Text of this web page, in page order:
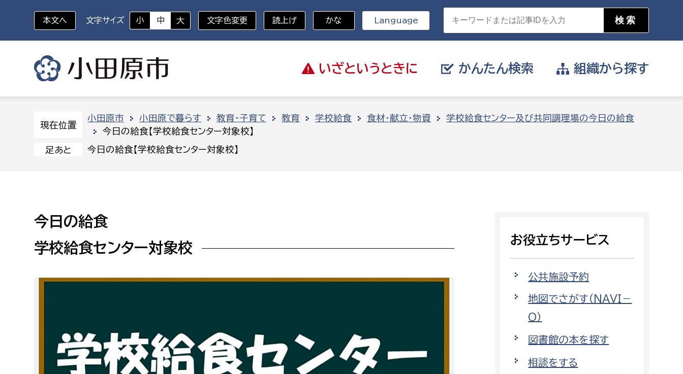
いざと いうときに
いざというときに
休日救急外来 防災・ハザードマップ
かんたん検索
対象者を選択
新生児・乳幼児
障がい者
分野を選択
都市基盤
目的を選択
相談をしたい
働きたい
小田原のことを知りたい
組織から探す
組織から探す
地域安全課
人権・男女共同参画課
生涯学習課
文化財課
環境部
環境政策課
ゼロカーボン推進課
環境保護課
本文へ 文字サイズ 小 中 大 文字色変更 読上げ かな Language
現在位置
小田原市 小田原で暮らす 教育・子育て 教育 学校給食 食材・献立・物資
学校給食センター及び共同調理場の今日の給食
今日の給食【学校給食センター対象校】
足あと 今日の給食【学校給食センター対象校】
今日の給食
学校給食センター対象校
お役立ちサービス
公共施設予約
地図でさがす（NAVI－
O）
図書館の本を探す
相談をする